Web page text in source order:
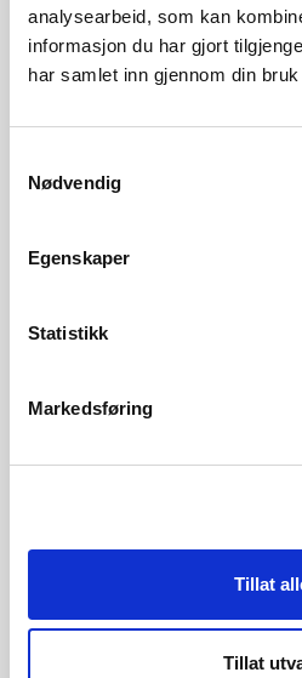
analysearbeid, som kan
informasjon du har gjort
har samlet inn gjennom din
Nødvendig
Egenskaper
Statistikk
Markedsføring
Tillat
Tillat
Idriftsettelse av
Informasjon om melding om
Informasjon om regelverk